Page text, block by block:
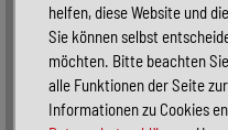
helfen, diese Website und
Sie können selbst
möchten. Bitte beachten
alle Funktionen der Seite
Informationen zu Cookies